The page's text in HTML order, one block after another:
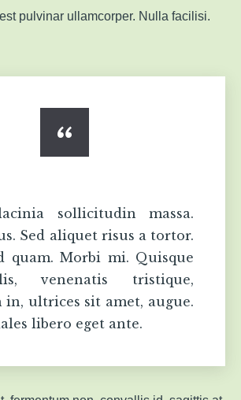
pulvinar ullamcorper. Nulla facilisi.
sollicitudin massa.
Sed aliquet risus a tortor.
quam. Morbi mi. Quisque
venenatis tristique,
in, ultrices sit amet, augue.
libero eget ante.